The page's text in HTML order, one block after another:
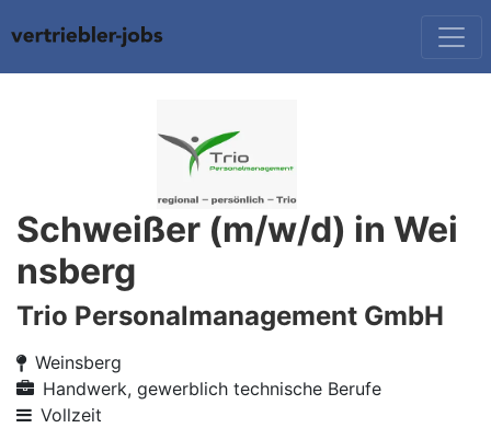
Schweißer (m/w/d) in Wei
nsberg
Trio Personalmanagement GmbH
Weinsberg
Handwerk, gewerblich technische Berufe
Vollzeit